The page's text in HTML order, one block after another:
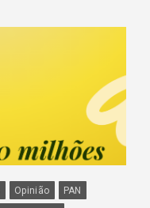
Opinião
PAN